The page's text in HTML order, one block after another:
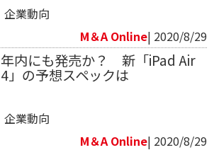
企業動向
M＆A Online| 2020/8/29
年内にも発売か？ 新「iPad Air
4」の予想スペックは
企業動向
M＆A Online| 2020/8/29